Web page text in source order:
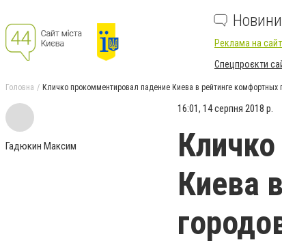
Новини
Реклама на
Спецпроєкти
Головна Кличко прокомментировал падение Киева в рейтинге комфортных
Гадюкин Максим
16:01, 14 серпня 2018 р.
Киева